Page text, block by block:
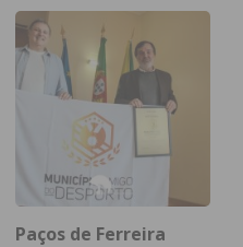
com ostermos e
Paços de Ferreira